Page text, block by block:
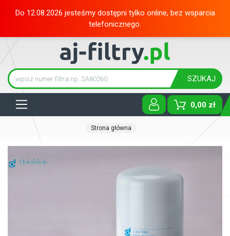
Do 12.08.2026 jesteśmy dostępni tylko online, bez wsparcia
telefonicznego.
SZUKAJ
0,00 zł
Strona główna